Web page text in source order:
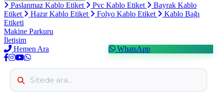
Paslanmaz Kablo Etiket Pvc Kablo Etiket
Bayrak Kablo
Etiket
Hazır Kablo Etiket Folyo Kablo Etiket
Kablo Bağı
Etiketi
Makine Parkuru
İletişim
Hemen Ara
WhatsApp